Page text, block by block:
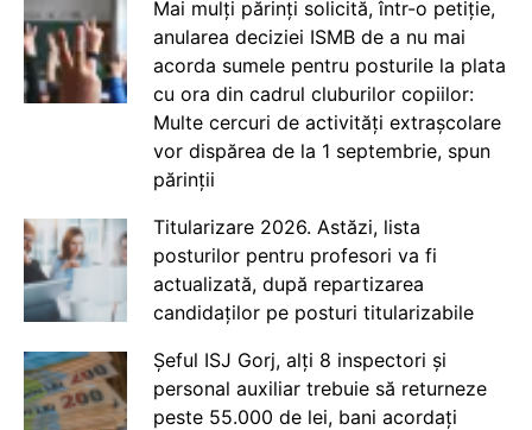
Mai mulți părinți solicită, într-o petiție,
anularea deciziei ISMB de a nu mai
acorda sumele pentru posturile la plata
cu ora din cadrul cluburilor copiilor:
Multe cercuri de activități extrașcolare
vor dispărea de la 1 septembrie, spun
părinții
Titularizare 2026. Astăzi, lista
posturilor pentru profesori va fi
actualizată, după repartizarea
candidaților pe posturi titularizabile
Șeful ISJ Gorj, alți 8 inspectori și
personal auxiliar trebuie să returneze
peste 55.000 de lei, bani acordați